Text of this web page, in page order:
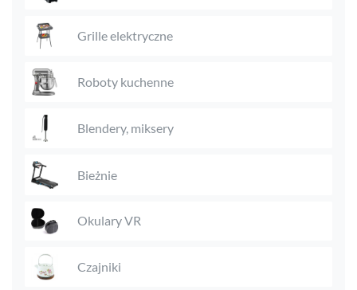
Grille elektryczne
Roboty kuchenne
Blendery, miksery
Bieżnie
Okulary VR
Czajniki